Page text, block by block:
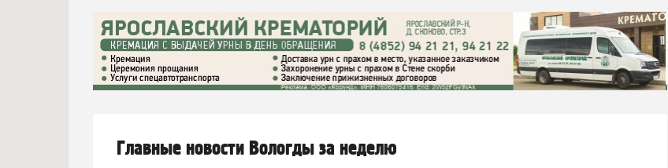
Главные новости Вологды за неделю